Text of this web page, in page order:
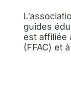
guides
est affiliée
(FFAC) et